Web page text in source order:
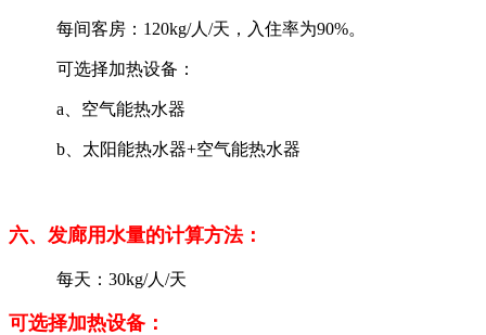
每间客房：120kg/人/天，入住率为90%。
可选择加热设备：
a、空气能热水器
b、太阳能热水器+空气能热水器
六、发廊用水量的计算方法：
每天：30kg/人/天
可选择加热设备：